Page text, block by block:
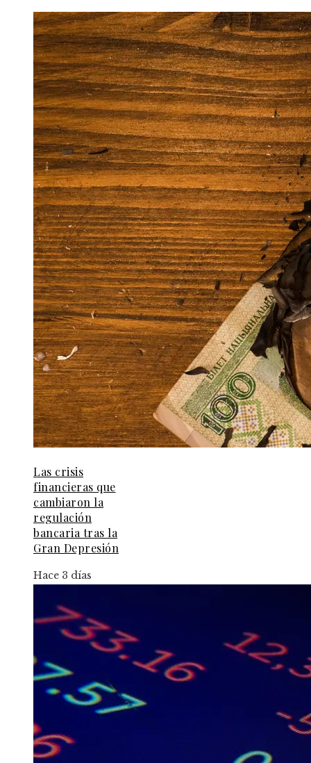
Las crisis
financieras que
cambiaron la
regulación
bancaria tras la
Gran Depresión
Hace 3 días